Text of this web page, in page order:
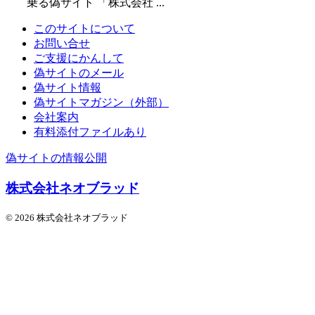
乗る偽サイト 「株式会社 ...
このサイトについて
お問い合せ
ご支援にかんして
偽サイトのメール
偽サイト情報
偽サイトマガジン（外部）
会社案内
有料添付ファイルあり
偽サイトの情報公開
株式会社ネオブラッド
© 2026 株式会社ネオブラッド